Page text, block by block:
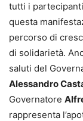
tutti i
questa
percorso di
di solidarietà.
saluti del
Alessandro
Governatore
rappresenta